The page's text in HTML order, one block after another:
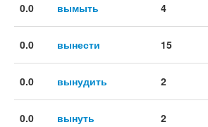
0.0 вымыть 4
0.0 вынести 15
0.0 вынудить 2
0.0 вынуть 2